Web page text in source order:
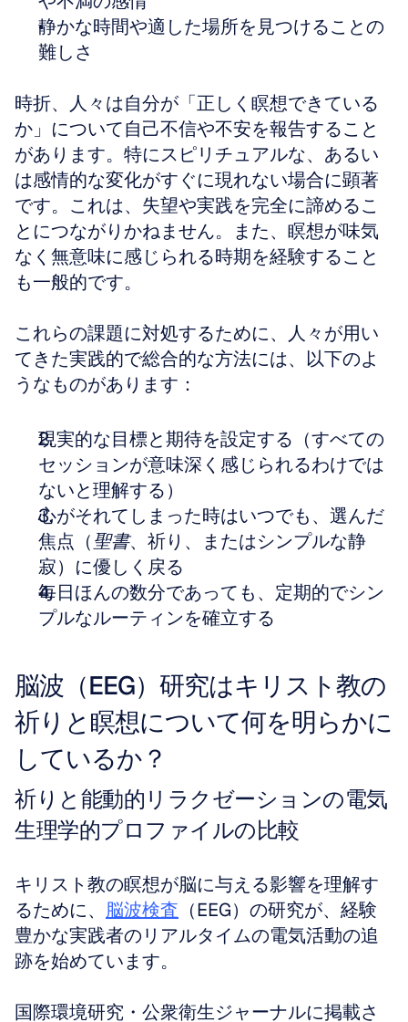
静かな時間や適した場所を見つけることの
難しさ
時折、人々は自分が「正しく瞑想できている
か」について自己不信や不安を報告すること
があります。特にスピリチュアルな、あるい
は感情的な変化がすぐに現れない場合に顕著
です。これは、失望や実践を完全に諦めるこ
とにつながりかねません。また、瞑想が味気
なく無意味に感じられる時期を経験すること
も一般的です。
これらの課題に対処するために、人々が用い
てきた実践的で総合的な方法には、以下のよ
うなものがあります：
現実的な目標と期待を設定する（すべての
セッションが意味深く感じられるわけでは
ないと理解する）
心がそれてしまった時はいつでも、選んだ
焦点（聖書、祈り、またはシンプルな静
寂）に優しく戻る
毎日ほんの数分であっても、定期的でシン
プルなルーティンを確立する
脳波（EEG）研究はキリスト教の
祈りと瞑想について何を明らかに
しているか？
祈りと能動的リラクゼーションの電気
生理学的プロファイルの比較
キリスト教の瞑想が脳に与える影響を理解す
るために、 脳波検査 （EEG）の研究が、経験
豊かな実践者のリアルタイムの電気活動の追
跡を始めています。
国際環境研究・公衆衛生ジャーナルに掲載さ